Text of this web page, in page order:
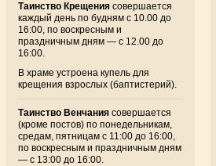
Таинство Крещения совершается
каждый день по будням с 10.00 до
16:00, по воскресным и
праздничным дням — с 12.00 до
16:00.
В храме устроена купель для
крещения взрослых (баптистерий).
Таинство Венчания совершается
(кроме постов) по понедельникам,
средам, пятницам с 11:00 до 16:00,
по воскресным и праздничным дням
— с 13:00 до 16:00.